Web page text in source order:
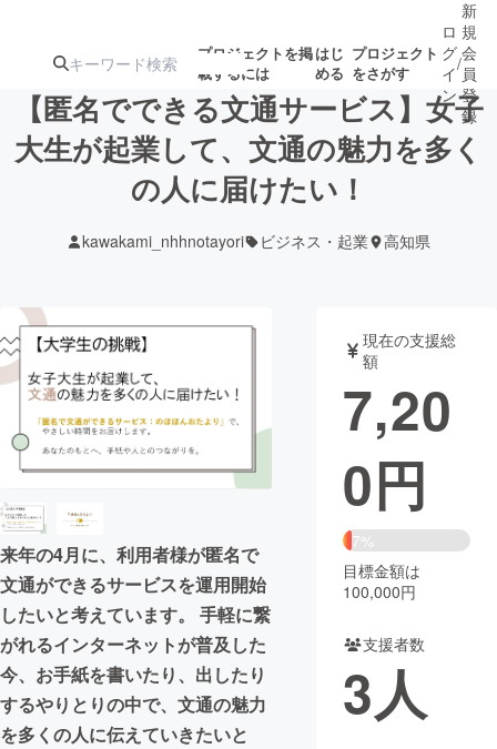
プロジェクトを掲
載するには
はじ
める
プロジェクト
をさがす
注目のリ 注目の新着プロ募集終了が近いプ
テクノロジー・ガジェット
映像・映画 書籍・雑誌
ビジネス・起業 チャレンジ
CAMPFIRE for Social Good CAMPFIRE Creation
CAMPFIREふるさと納税machi-ya コミュニティ
ロ
グ
イ
ン
/
新
規
会
員
登
録
【匿名でできる文通サービス】女子
大生が起業して、文通の魅力を多く
の人に届けたい！
kawakami_nhhnotayori ビジネス・起業 高知県
来年の4月に、利用者様が匿名で
文通ができるサービスを運用開始
したいと考えています。 手軽に繋
がれるインターネットが普及した
今、お手紙を書いたり、出したり
するやりとりの中で、文通の魅力
を多くの人に伝えていきたいと
現在の支援総
額
7,20
0円
7%
目標金額は
100,000円
支援者数
3人